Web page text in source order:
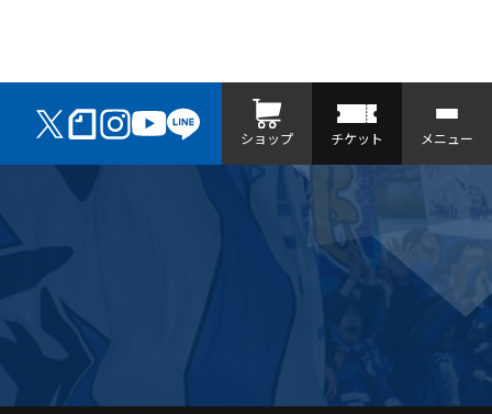
ショップ チケット メニュー